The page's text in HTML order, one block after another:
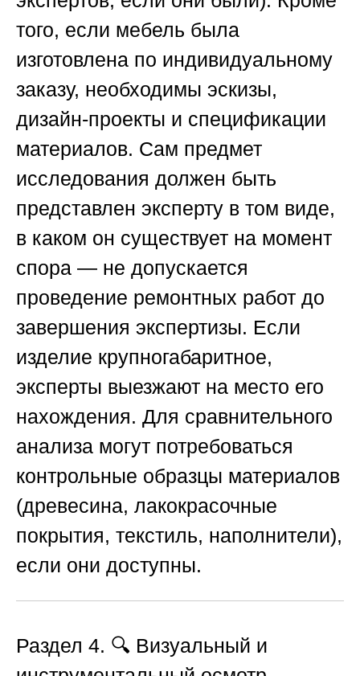
того, если мебель была
изготовлена по индивидуальному
заказу, необходимы эскизы,
дизайн-проекты и спецификации
материалов. Сам предмет
исследования должен быть
представлен эксперту в том виде,
в каком он существует на момент
спора — не допускается
проведение ремонтных работ до
завершения экспертизы. Если
изделие крупногабаритное,
эксперты выезжают на место его
нахождения. Для сравнительного
анализа могут потребоваться
контрольные образцы материалов
(древесина, лакокрасочные
покрытия, текстиль, наполнители),
если они доступны.
Раздел 4. 🔍 Визуальный и